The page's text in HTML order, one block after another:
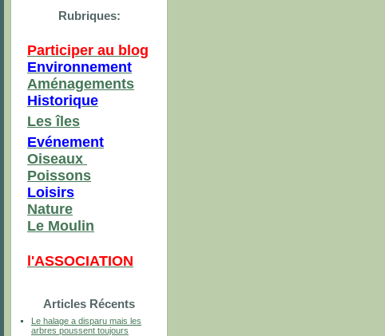
Rubriques:
Participer au blog
Environnement
Aménagements
Historique
Les îles
Evénement
Oiseaux
Poissons
Loisirs
Nature
Le Moulin
l'ASSOCIATION
Articles Récents
Le halage a disparu mais les
arbres poussent toujours